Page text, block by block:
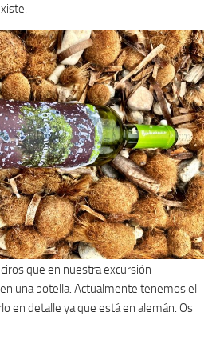
que en nuestra excursión
una botella. Actualmente tenemos el
en detalle ya que está en alemán. Os